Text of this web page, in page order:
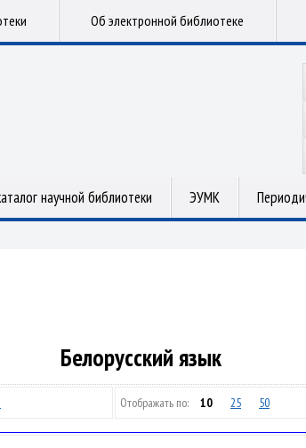
Об электронной библиотеке
научной библиотеки ЭУМК
Белорусский язык
Отображать по: 10 25 50